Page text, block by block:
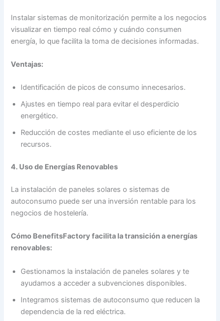
Instalar sistemas de monitorización permite a los negocios
visualizar en tiempo real cómo y cuándo consumen
energía, lo que facilita la toma de decisiones informadas.
Ventajas:
Identificación de picos de consumo innecesarios.
Ajustes en tiempo real para evitar el desperdicio
energético.
Reducción de costes mediante el uso eficiente de los
recursos.
4. Uso de Energías Renovables
La instalación de paneles solares o sistemas de
autoconsumo puede ser una inversión rentable para los
negocios de hostelería.
Cómo BenefitsFactory facilita la transición a energías
renovables:
Gestionamos la instalación de paneles solares y te
ayudamos a acceder a subvenciones disponibles.
Integramos sistemas de autoconsumo que reducen la
dependencia de la red eléctrica.